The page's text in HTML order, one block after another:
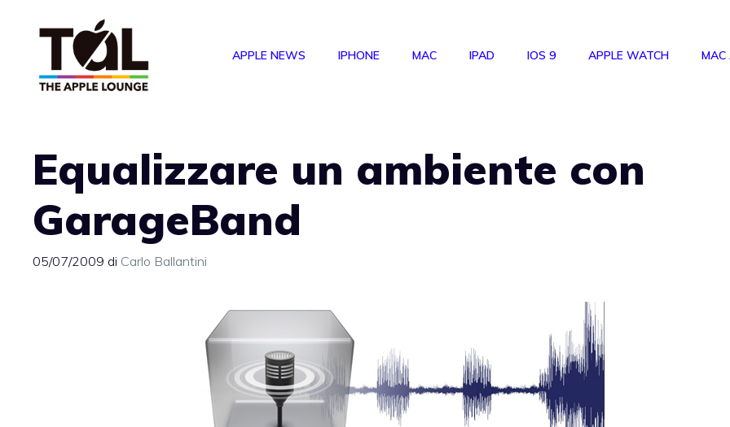
APPLE NEWS IPHONE MAC IPAD IOS 9 APPLE WATCH MAC
Equalizzare un ambiente con
GarageBand
05/07/2009 di Carlo Ballantini